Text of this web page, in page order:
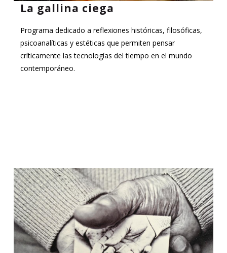
La gallina ciega
Programa dedicado a reflexiones históricas, filosóficas,
psicoanalíticas y estéticas que permiten pensar
críticamente las tecnologías del tiempo en el mundo
contemporáneo.